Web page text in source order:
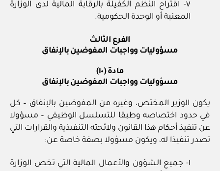
٧- اقتراح النظم الكفيلة بالرقابة المالية لدى الوزارة
المعنية أو الوحدة الحكومية.
الفرع الثالث
مسؤوليات وواجبات المفوضين بالإنفاق
مادة (١٠)
مسؤوليات وواجبات المفوضين بالإنفاق
يكون الوزير المختص، وغيره من المفوضين بالإنفاق – كل
في حدود اختصاصه وطبقا للتسلسل الوظيفي – مسؤولا
عن تنفيذ أحكام هذا القانون ولائحته التنفيذية والقرارات التي
تصدر تنفيذا له، ويكون مسؤولا بصفة خاصة عن:
١- جميع الشؤون والأعمال المالية التي تخص الوزارة